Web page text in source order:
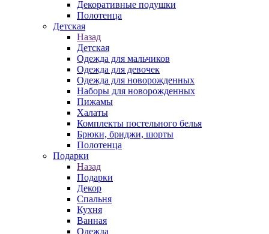
Декоративные подушки
Полотенца
Детская
Назад
Детская
Одежда для мальчиков
Одежда для девочек
Одежда для новорожденных
Наборы для новорожденных
Пижамы
Халаты
Комплекты постельного белья
Брюки, бриджи, шорты
Полотенца
Подарки
Назад
Подарки
Декор
Спальня
Кухня
Ванная
Одежда